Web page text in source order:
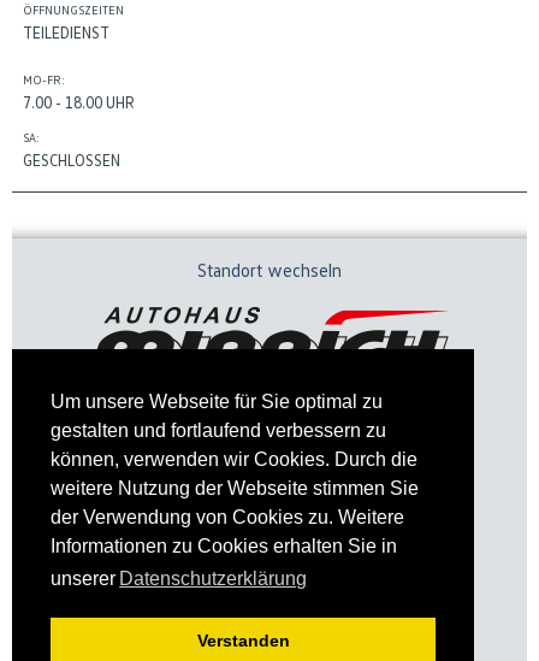
Um unsere Webseite für Sie optimal zu
gestalten und fortlaufend verbessern zu
können, verwenden wir Cookies. Durch die
weitere Nutzung der Webseite stimmen Sie
der Verwendung von Cookies zu. Weitere
Informationen zu Cookies erhalten Sie in
unserer Datenschutzerklärung
Verstanden
ÖFFNUNGSZEITEN
TEILEDIENST
MO-FR:
7.00 - 18.00 UHR
SA:
GESCHLOSSEN
Standort wechseln
Impressum Datenschutz